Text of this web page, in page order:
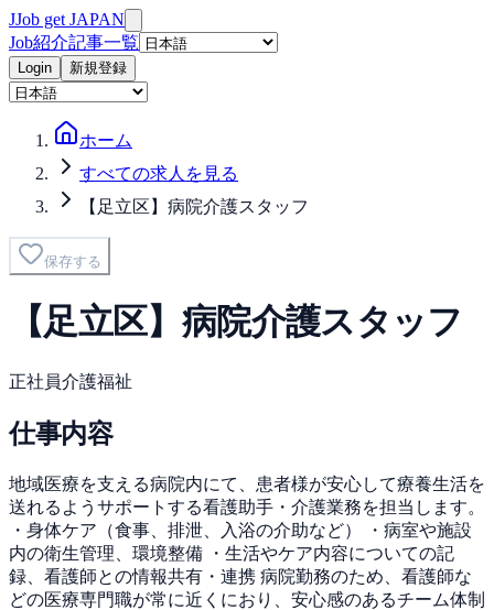
JJob get JAPAN
Job紹介記事一覧
Login 新規登録
ホーム
すべての求人を見る
【足立区】病院介護スタッフ
保存する
【足立区】病院介護スタッフ
正社員介護福祉
仕事内容
地域医療を支える病院内にて、患者様が安心して療養生活を
送れるようサポートする看護助手・介護業務を担当します。
・身体ケア（食事、排泄、入浴の介助など） ・病室や施設
内の衛生管理、環境整備 ・生活やケア内容についての記
録、看護師との情報共有・連携 病院勤務のため、看護師な
どの医療専門職が常に近くにおり、安心感のあるチーム体制